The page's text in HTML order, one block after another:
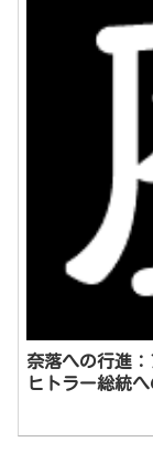
奈落への行進
ヒトラー総統